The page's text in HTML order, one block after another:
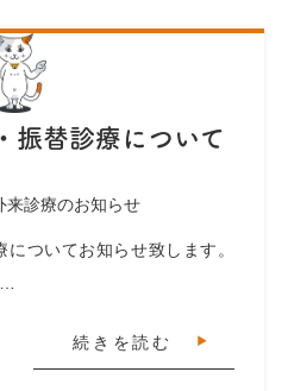
振替診療について
来診療のお知らせ
ついてお知らせ致します。
続きを読む